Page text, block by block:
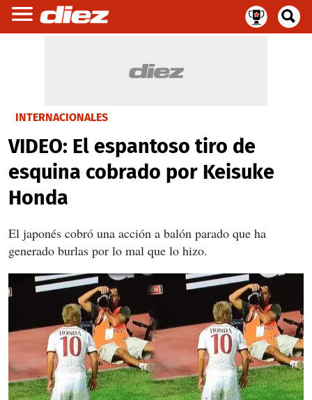
INTERNACIONALES
VIDEO: El espantoso tiro de
esquina cobrado por Keisuke
Honda
El japonés cobró una acción a balón parado que ha
generado burlas por lo mal que lo hizo.